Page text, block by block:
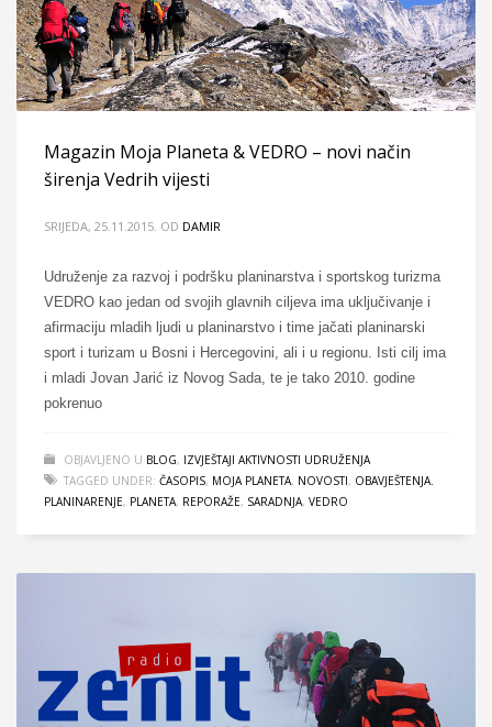
Magazin Moja Planeta & VEDRO – novi način
širenja Vedrih vijesti
SRIJEDA, 25.11.2015. OD DAMIR
Udruženje za razvoj i podršku planinarstva i sportskog turizma
VEDRO kao jedan od svojih glavnih ciljeva ima uključivanje i
afirmaciju mladih ljudi u planinarstvo i time jačati planinarski
sport i turizam u Bosni i Hercegovini, ali i u regionu. Isti cilj ima
i mladi Jovan Jarić iz Novog Sada, te je tako 2010. godine
pokrenuo
OBJAVLJENO U BLOG, IZVJEŠTAJI AKTIVNOSTI UDRUŽENJA
TAGGED UNDER: ČASOPIS, MOJA PLANETA, NOVOSTI, OBAVJEŠTENJA.
PLANINARENJE, PLANETA, REPORAŽE, SARADNJA, VEDRO